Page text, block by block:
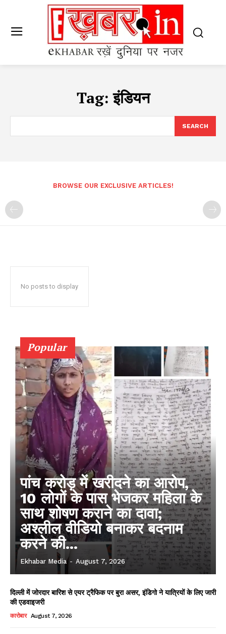
Tag:इंडियन
SEARCH
BROWSE OUR EXCLUSIVE ARTICLES!
No posts to display
Popular
पांच करोड़ में खरीदने का आरोप,
10 लोगों के पास भेजकर महिला के
साथ शोषण कराने का दावा;
अश्लील वीडियो बनाकर बदनाम
करने की...
Ekhabar Media - August 7, 2026
दिल्ली में जोरदार बारिश से एयर ट्रैफिक पर बुरा असर, इंडिगो ने यात्रियों के लिए जारी
की एडवाइजरी
कारोबार August 7, 2026